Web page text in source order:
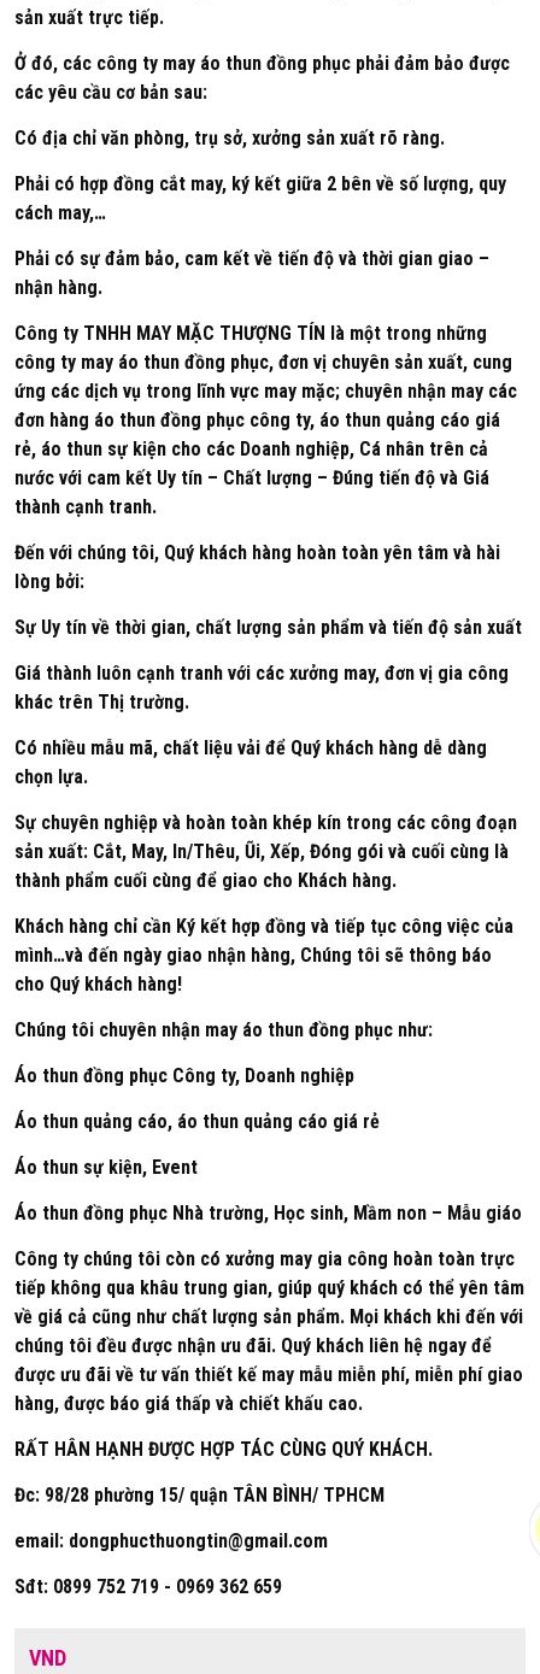
sản xuất trực tiếp.
Ở đó, các công ty may áo thun đồng phục phải đảm bảo được
các yêu cầu cơ bản sau:
Có địa chỉ văn phòng, trụ sở, xưởng sản xuất rõ ràng.
Phải có hợp đồng cắt may, ký kết giữa 2 bên về số lượng, quy
cách may,…
Phải có sự đảm bảo, cam kết về tiến độ và thời gian giao –
nhận hàng.
Công ty TNHH MAY MẶC THƯỢNG TÍN là một trong những
công ty may áo thun đồng phục, đơn vị chuyên sản xuất, cung
ứng các dịch vụ trong lĩnh vực may mặc; chuyên nhận may các
đơn hàng áo thun đồng phục công ty, áo thun quảng cáo giá
rẻ, áo thun sự kiện cho các Doanh nghiệp, Cá nhân trên cả
nước với cam kết Uy tín – Chất lượng – Đúng tiến độ và Giá
thành cạnh tranh.
Đến với chúng tôi, Quý khách hàng hoàn toàn yên tâm và hài
lòng bởi:
Sự Uy tín về thời gian, chất lượng sản phẩm và tiến độ sản xuất
Giá thành luôn cạnh tranh với các xưởng may, đơn vị gia công
khác trên Thị trường.
Có nhiều mẫu mã, chất liệu vải để Quý khách hàng dễ dàng
chọn lựa.
Sự chuyên nghiệp và hoàn toàn khép kín trong các công đoạn
sản xuất: Cắt, May, In/Thêu, Ũi, Xếp, Đóng gói và cuối cùng là
thành phẩm cuối cùng để giao cho Khách hàng.
Khách hàng chỉ cần Ký kết hợp đồng và tiếp tục công việc của
mình…và đến ngày giao nhận hàng, Chúng tôi sẽ thông báo
cho Quý khách hàng!
Chúng tôi chuyên nhận may áo thun đồng phục như:
Áo thun đồng phục Công ty, Doanh nghiệp
Áo thun quảng cáo, áo thun quảng cáo giá rẻ
Áo thun sự kiện, Event
Áo thun đồng phục Nhà trường, Học sinh, Mầm non – Mẫu giáo
Công ty chúng tôi còn có xưởng may gia công hoàn toàn trực
tiếp không qua khâu trung gian, giúp quý khách có thể yên tâm
về giá cả cũng như chất lượng sản phẩm. Mọi khách khi đến với
chúng tôi đều được nhận ưu đãi. Quý khách liên hệ ngay để
được ưu đãi về tư vấn thiết kế may mẫu miễn phí, miễn phí giao
hàng, được báo giá thấp và chiết khấu cao.
RẤT HÂN HẠNH ĐƯỢC HỢP TÁC CÙNG QUÝ KHÁCH.
Đc: 98/28 phường 15/ quận TÂN BÌNH/ TPHCM
email: dongphucthuongtin@gmail.com
Sđt: 0899 752 719 - 0969 362 659